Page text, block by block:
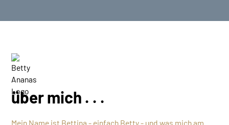
über mich . . .
Mein Name ist Bettina - einfach Betty - und was mich am